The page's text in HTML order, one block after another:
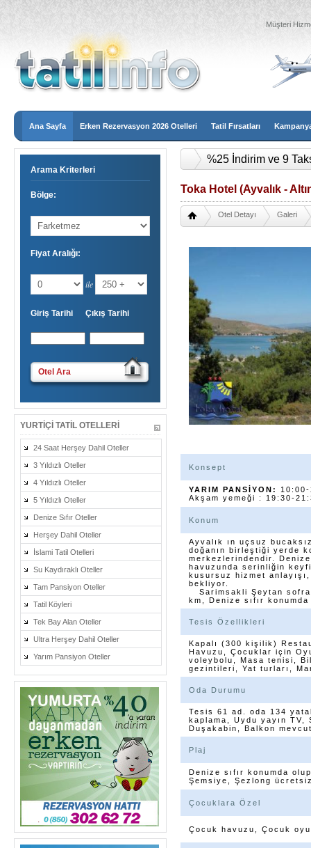
Müşteri
Ana Sayfa Erken Rezervasyon 2026 Otelleri Tatil Fırsatları
Arama Kriterleri
Bölge:
Fiyat Aralığı:
ile
Giriş Tarihi Çıkış Tarihi
Otel Ara
YURTIÇI TATIL OTELLERI
24 Saat Herşey Dahil Oteller
3 Yıldızlı Oteller
4 Yıldızlı Oteller
5 Yıldızlı Oteller
Denize Sıfır Oteller
Herşey Dahil Oteller
İslami Tatil Otelleri
Su Kaydıraklı Oteller
Tam Pansiyon Oteller
Tatil Köyleri
Tek Bay Alan Oteller
Ultra Herşey Dahil Oteller
Yarım Pansiyon Oteller
%25 İndirim ve 9
Toka Hotel (Ayvalık -
Otel Detayı Galeri
Konsept
YARIM PANSİYON:
Akşam yemeği : 19:30-
Konum
Ayvalık ın uçsuz
doğanın birleştiği yerde
merkezlerindendir.
havuzunda serinliğin
kusursuz hizmet
bekliyor.
Sarimsakli Şeytan
km, Denize sıfır
Tesis Özellikleri
Kapalı (300 kişilik)
Havuzu, Çocuklar için
voleybolu, Masa tenisi,
gezintileri, Yat turları,
Oda Durumu
Tesis 61 ad. oda 134
kaplama, Uydu yayın
Duşakabin, Balkon
Plaj
Denize sıfır konumda
Şemsiye, Şezlong
Çocuklara Özel
Çocuk havuzu, Çocuk